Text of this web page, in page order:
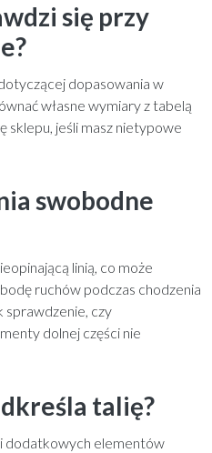
się przy
dopasowania w
własne wymiary z tabelą
sklepu, jeśli masz nietypowe
swobodne
linią, co może
ruchów podczas chodzenia
sprawdzenie, czy
dolnej części nie
talię?
dodatkowych elementów